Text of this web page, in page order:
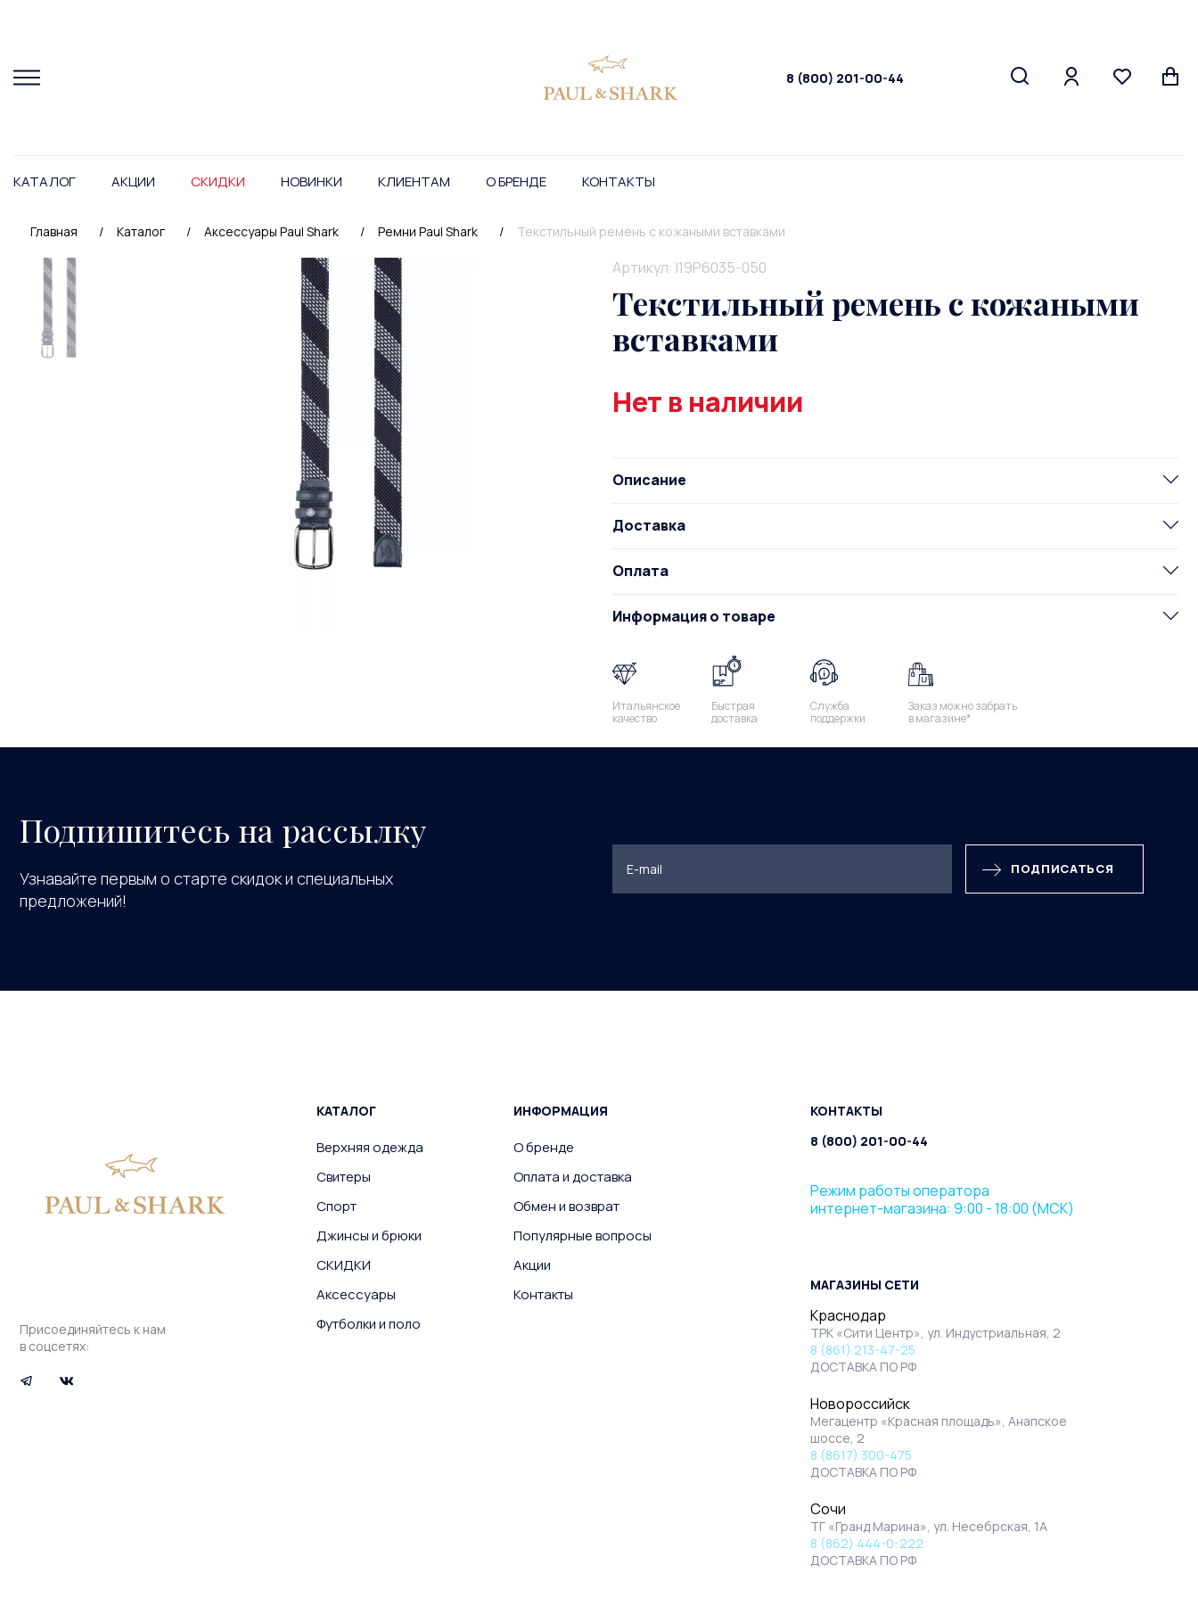
8 (800) 201-00-44
КАТАЛОГ АКЦИИ СКИДКИ НОВИНКИ КЛИЕНТАМ О БРЕНДЕ КОНТАКТЫ
Главная / Каталог / Аксессуары Paul Shark / Ремни Paul Shark / Текстильный ремень с кожаными вставками
Артикул: I19P6035-050
Текстильный ремень с кожаными
вставками
Нет в наличии
Описание
Доставка
Оплата
Информация о товаре
Итальянское
качество
Быстрая
доставка
Служба
поддержки
Заказ можно забрать
в магазине*
Подпишитесь на рассылку
Узнавайте первым о старте скидок и специальных
предложений!
ПОДПИСАТЬСЯ
Присоединяйтесь к нам
в соцсетях:
КАТАЛОГ
Верхняя одежда
Свитеры
Спорт
Джинсы и брюки
СКИДКИ
Аксессуары
Футболки и поло
ИНФОРМАЦИЯ
О бренде
Оплата и доставка
Обмен и возврат
Популярные вопросы
Акции
Контакты
КОНТАКТЫ
8 (800) 201-00-44
Режим работы оператора
интернет-магазина: 9:00 - 18:00 (МСК)
МАГАЗИНЫ СЕТИ
Краснодар
ТРК «Сити Центр», ул. Индустриальная, 2
8 (861) 213-47-25
ДОСТАВКА ПО РФ
Новороссийск
Мегацентр «Красная площадь», Анапское
шоссе, 2
8 (8617) 300-475
ДОСТАВКА ПО РФ
Сочи
ТГ «Гранд Марина», ул. Несебрская, 1А
8 (862) 444-0-222
ДОСТАВКА ПО РФ